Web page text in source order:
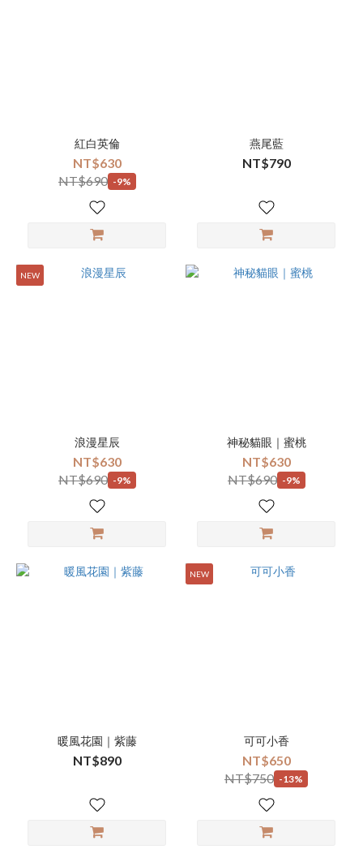
紅白英倫
NT$630
NT$690 -9%
燕尾藍
NT$790
NEW
浪漫星辰
NT$630
NT$690 -9%
神秘貓眼｜蜜桃
NT$630
NT$690 -9%
暖風花園｜紫藤
NT$890
NEW
可可小香
NT$650
NT$750 -13%